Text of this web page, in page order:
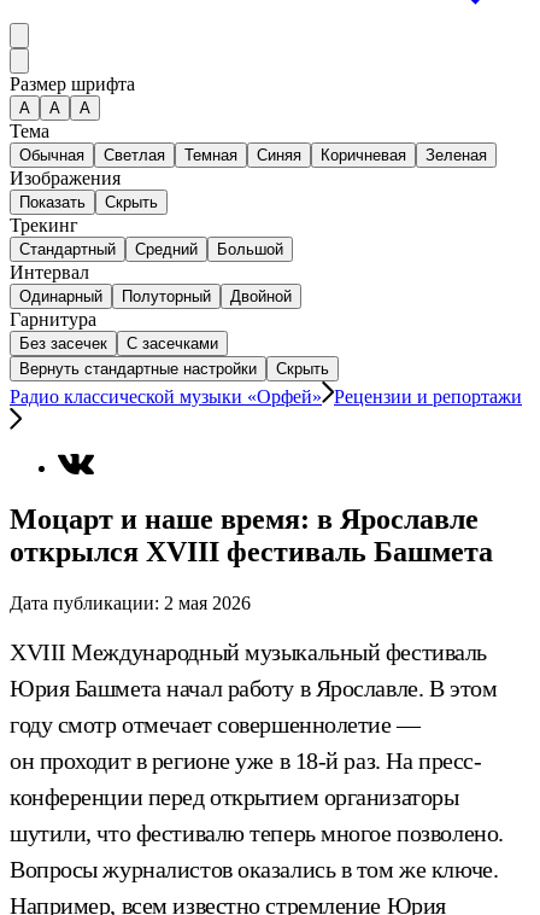
Размер шрифта
А A A
Тема
Обычная Светлая Темная Синяя Коричневая Зеленая
Изображения
Показать Скрыть
Трекинг
Стандартный Средний Большой
Интервал
Одинарный Полуторный Двойной
Гарнитура
Без засечек
С засечками
Вернуть стандартные настройки
Скрыть
Радио классической музыки «Орфей» Рецензии и репортажи
Моцарт и наше время: в Ярославле
открылся XVIII фестиваль Башмета
Дата публикации: 2 мая 2026
XVIII Международный музыкальный фестиваль
Юрия Башмета начал работу в Ярославле. В этом
году смотр отмечает совершеннолетие —
он проходит в регионе уже в 18-й раз. На пресс-
конференции перед открытием организаторы
шутили, что фестивалю теперь многое позволено.
Вопросы журналистов оказались в том же ключе.
Например, всем известно стремление Юрия